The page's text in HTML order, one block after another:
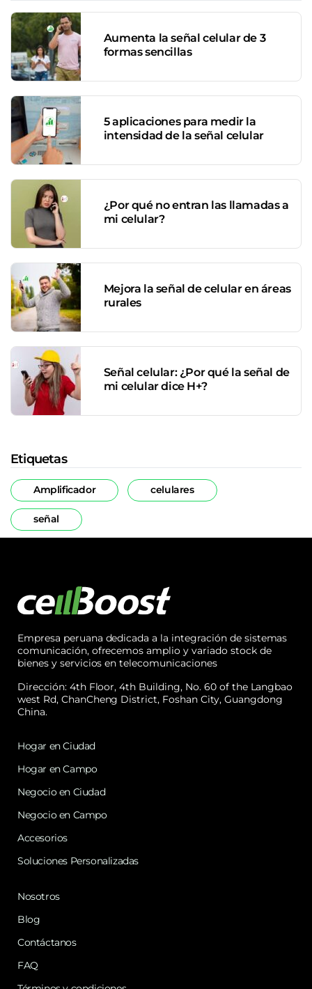
Aumenta la señal celular de 3
formas sencillas
5 aplicaciones para medir la
intensidad de la señal celular
¿Por qué no entran las llamadas a
mi celular?
Mejora la señal de celular en áreas
rurales
Señal celular: ¿Por qué la señal de
mi celular dice H+?
Etiquetas
Amplificador celulares
señal
Empresa peruana dedicada a la integración de sistemas
comunicación, ofrecemos amplio y variado stock de
bienes y servicios en telecomunicaciones
Dirección: 4th Floor, 4th Building, No. 60 of the Langbao
west Rd, ChanCheng District, Foshan City, Guangdong
China.
Hogar en Ciudad
Hogar en Campo
Negocio en Ciudad
Negocio en Campo
Accesorios
Soluciones Personalizadas
Nosotros
Blog
Contáctanos
FAQ